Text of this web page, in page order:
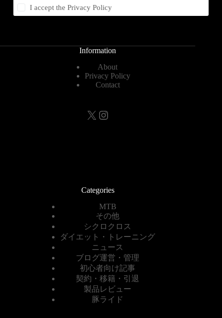
I accept thePrivacy Policy
Information
About
Privacy Policy
Contact
X Instagram
Categories
MTB
その他
シクロクロス
ダイエット・トレーニング
ニュース
ブログ運営・管理
初心者向け記事
契約・移籍・引退
製品レビュー
豚ライド